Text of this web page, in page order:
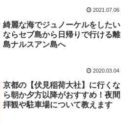
2021.07.06
綺麗な海でジュノーケルをしたい
ならセブ島から日帰りで行ける離
島ナルスアン島へ
2020.03.04
京都の【伏見稲荷大社】に行くな
ら朝か夕方以降がおすすめ！夜間
拝観や駐車場について教えます